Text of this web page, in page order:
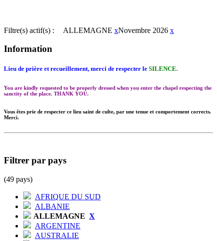
Filtre(s) actif(s) : ALLEMAGNE xNovembre 2026 x
Information
Lieu de prière et recueillement, merci de respecter le SILENCE.
You are kindly requested to be properly dressed when you enter the chapel respecting the
sanctity of the place. THANK YOU.
Vous êtes prie de respecter ce lieu saint de culte, par une tenue et comportement corrects.
Merci.
Filtrer par pays
(49 pays)
AFRIQUE DU SUD
ALBANIE
ALLEMAGNE X
ARGENTINE
AUSTRALIE